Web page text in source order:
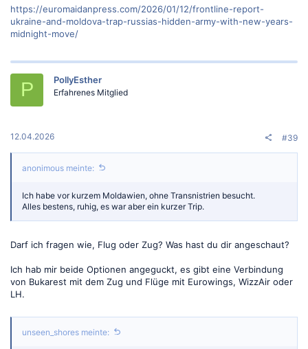
https://euromaidanpress.com/2026/01/12/frontline-report-
ukraine-and-moldova-trap-russias-hidden-army-with-new-years-
midnight-move/
P PollyEsther
Erfahrenes Mitglied
12.04.2026 #39
anonimous meinte:
Ich habe vor kurzem Moldawien, ohne Transnistrien besucht.
Alles bestens, ruhig, es war aber ein kurzer Trip.
Darf ich fragen wie, Flug oder Zug? Was hast du dir angeschaut?
Ich hab mir beide Optionen angeguckt, es gibt eine Verbindung
von Bukarest mit dem Zug und Flüge mit Eurowings, WizzAir oder
LH.
unseen_shores meinte: